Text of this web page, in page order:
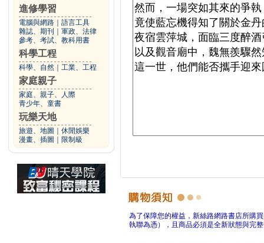
進修學習
電腦與網路
語言工具
雜誌、期刊
軍政、法律
參考、考試、教科用書
科學工程
科學、自然 工業、工程
家庭親子
家庭、親子、人際
青少年、童書
玩樂天地
旅遊、地圖
休閒娛樂
漫畫、插圖
限制級
為了保障您的權益，新絲路網路書店所購
執聯為憑），且商品必須是全新狀態與完